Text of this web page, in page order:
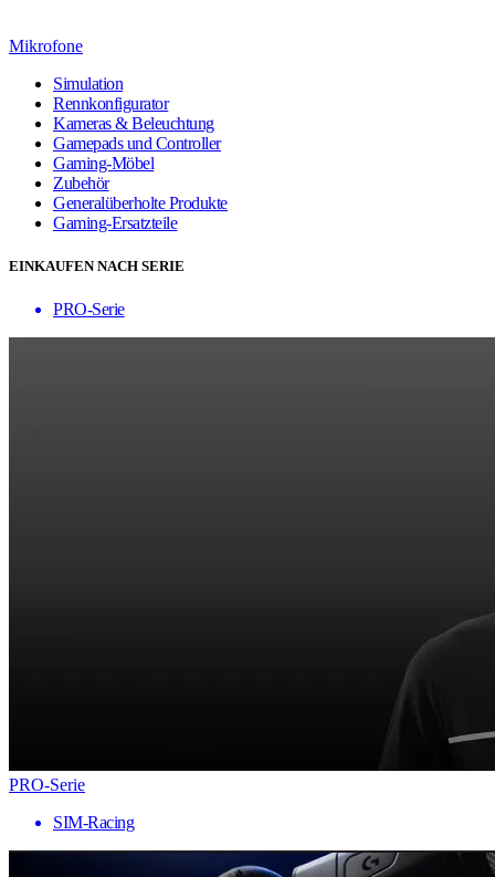
Mikrofone
Simulation
Rennkonfigurator
Kameras & Beleuchtung
Gamepads und Controller
Gaming-Möbel
Zubehör
Generalüberholte Produkte
Gaming-Ersatzteile
EINKAUFEN NACH SERIE
PRO-Serie
PRO-Serie
SIM-Racing